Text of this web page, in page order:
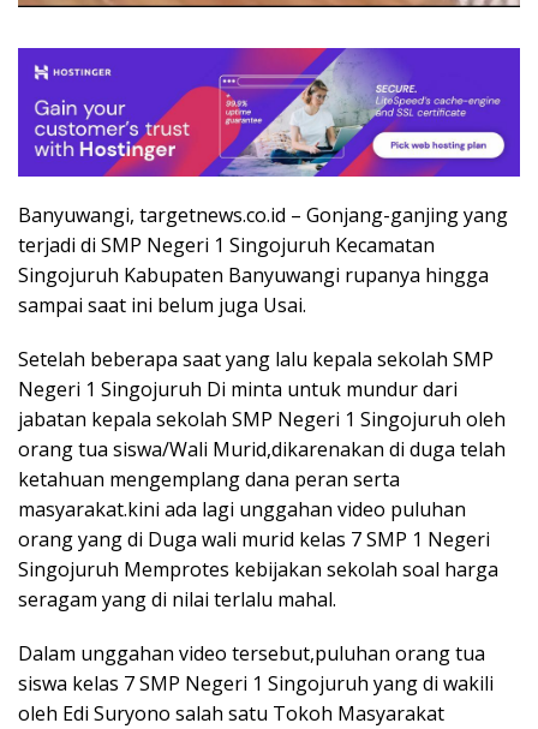
Banyuwangi, targetnews.co.id – Gonjang-ganjing yang
terjadi di SMP Negeri 1 Singojuruh Kecamatan
Singojuruh Kabupaten Banyuwangi rupanya hingga
sampai saat ini belum juga Usai.
Setelah beberapa saat yang lalu kepala sekolah SMP
Negeri 1 Singojuruh Di minta untuk mundur dari
jabatan kepala sekolah SMP Negeri 1 Singojuruh oleh
orang tua siswa/Wali Murid,dikarenakan di duga telah
ketahuan mengemplang dana peran serta
masyarakat.kini ada lagi unggahan video puluhan
orang yang di Duga wali murid kelas 7 SMP 1 Negeri
Singojuruh Memprotes kebijakan sekolah soal harga
seragam yang di nilai terlalu mahal.
Dalam unggahan video tersebut,puluhan orang tua
siswa kelas 7 SMP Negeri 1 Singojuruh yang di wakili
oleh Edi Suryono salah satu Tokoh Masyarakat